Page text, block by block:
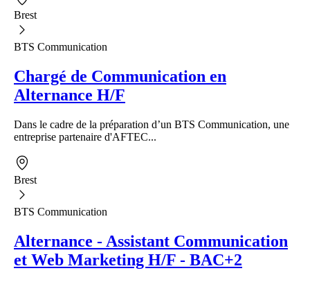
Brest
BTS Communication
Chargé de Communication en
Alternance H/F
Dans le cadre de la préparation d’un BTS Communication, une
entreprise partenaire d'AFTEC...
Brest
BTS Communication
Alternance - Assistant Communication
et Web Marketing H/F - BAC+2